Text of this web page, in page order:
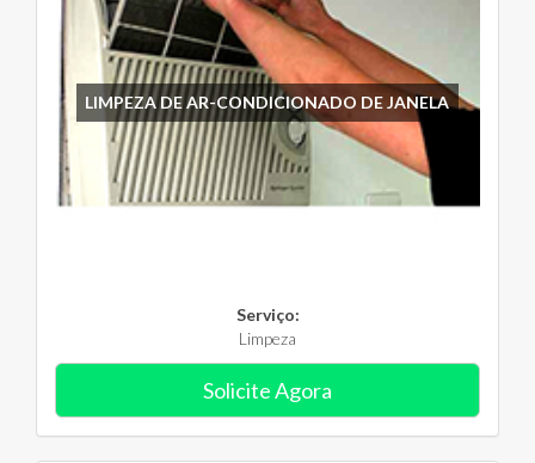
LIMPEZA DE AR-CONDICIONADO DE JANELA
Serviço:
Limpeza
Solicite Agora